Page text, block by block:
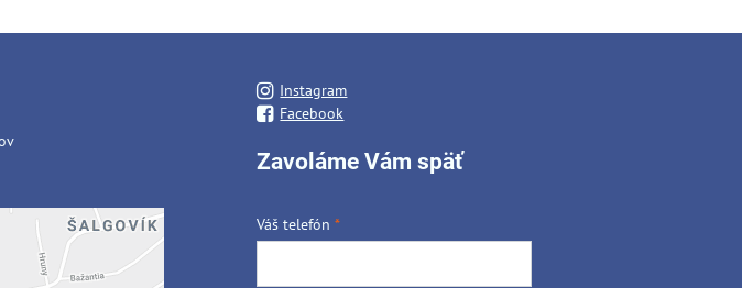
Instagram
Facebook
Zavoláme Vám späť
Váš telefón*